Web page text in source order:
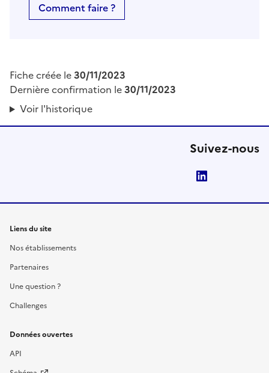
Comment faire ?
Fiche créée le30/11/2023
Dernière confirmation le30/11/2023
Voir l'historique
Suivez-nous
Liens du site
Nos établissements
Partenaires
Une question ?
Challenges
Données ouvertes
API